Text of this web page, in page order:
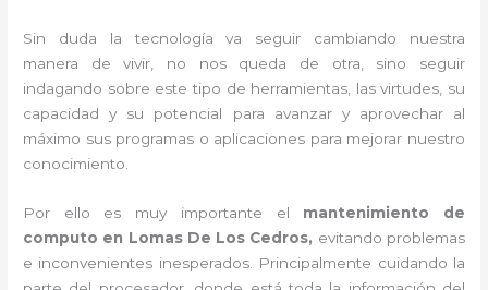
Sin duda la tecnología va seguir cambiando nuestra
manera de vivir, no nos queda de otra, sino seguir
indagando sobre este tipo de herramientas, las virtudes, su
capacidad y su potencial para avanzar y aprovechar al
máximo sus programas o aplicaciones para mejorar nuestro
conocimiento.
Por ello es muy importante el mantenimiento de
computo en Lomas De Los Cedros, evitando problemas
e inconvenientes inesperados. Principalmente cuidando la